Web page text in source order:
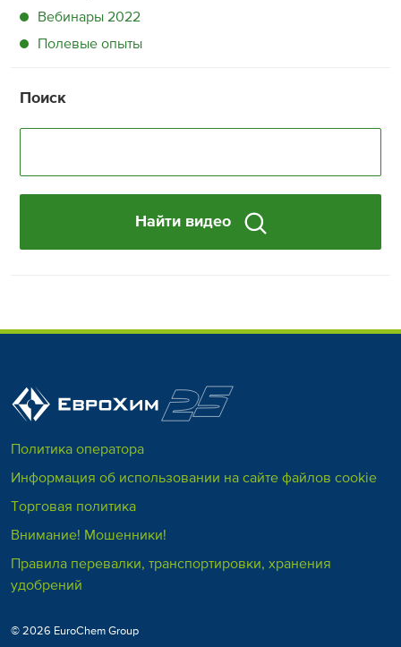
Вебинары 2022
Полевые опыты
Поиск
Найти видео
Политика оператора
Информация об использовании на сайте файлов cookie
Торговая политика
Внимание! Мошенники!
Правила перевалки, транспортировки, хранения
удобрений
© 2026 EuroChem Group